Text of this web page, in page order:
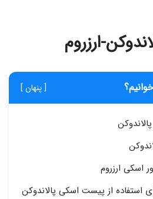
ارزروم
[ پنهان ]
اسکی ارزروم
استفاده از پیست اسکی پالاندوکن